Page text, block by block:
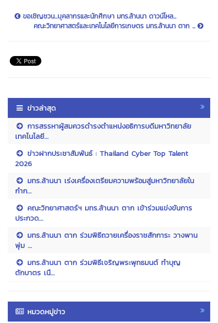
ขอเชิญชวน...บุคลากรและนักศึกษา มทร.ล้านนา ดาวน์โหล...
คณะวิทยาศาสตร์และเทคโนโลยีการเกษตร มทร.ล้านนา ตาก ...
ข่าวล่าสุด
การสรรหาผู้สมควรดำรงตำแหน่งอธิการบดีมหาวิทยาลัย
เทคโนโลยี...
ข่าวฝากประชาสัมพันธ์ : Thailand Cyber Top Talent
2026
มทร.ล้านนา เร่งเครื่องเตรียมความพร้อมสู่มหาวิทยาลัยใน
กำก...
คณะวิทยาศาสตร์ฯ มทร.ล้านนา ตาก เข้าร่วมแข่งขันการ
ประกวด...
มทร.ล้านนา ตาก ร่วมพิธีถวายเครื่องราชสักการะ วางพาน
พุ่ม ...
มทร.ล้านนา ตาก ร่วมพิธีเจริญพระพุทธมนต์ ทำบุญ
ตักบาตร เนื...
หมวดหมู่ข่าว